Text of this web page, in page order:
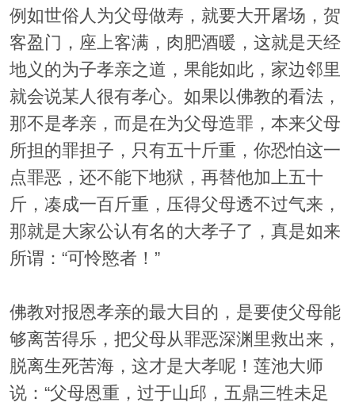
例如世俗人为父母做寿，就要大开屠场，贺
客盈门，座上客满，肉肥酒暖，这就是天经
地义的为子孝亲之道，果能如此，家边邻里
就会说某人很有孝心。如果以佛教的看法，
那不是孝亲，而是在为父母造罪，本来父母
所担的罪担子，只有五十斤重，你恐怕这一
点罪恶，还不能下地狱，再替他加上五十
斤，凑成一百斤重，压得父母透不过气来，
那就是大家公认有名的大孝子了，真是如来
所谓：“可怜愍者！”
佛教对报恩孝亲的最大目的，是要使父母能
够离苦得乐，把父母从罪恶深渊里救出来，
脱离生死苦海，这才是大孝呢！莲池大师
说：“父母恩重，过于山邱，五鼎三牲未足